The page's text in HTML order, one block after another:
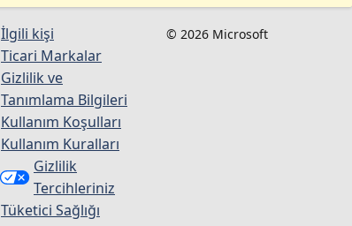
İlgili kişi
Ticari Markalar
Gizlilik ve
Tanımlama Bilgileri
Kullanım Koşulları
Kullanım Kuralları
Gizlilik
Tercihleriniz
Tüketici Sağlığı
© 2026 Microsoft